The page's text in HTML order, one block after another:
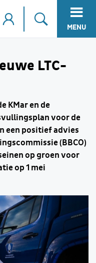
MENU
LTC-
KMar en de
voor de
een positief advies
(BBCO)
op groen voor
op 1 mei